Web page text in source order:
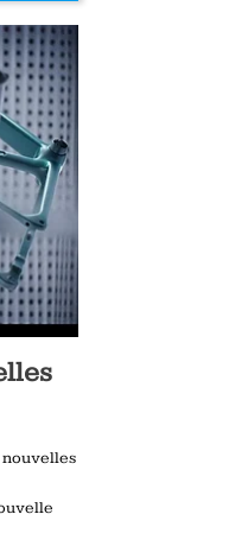
nouvelles